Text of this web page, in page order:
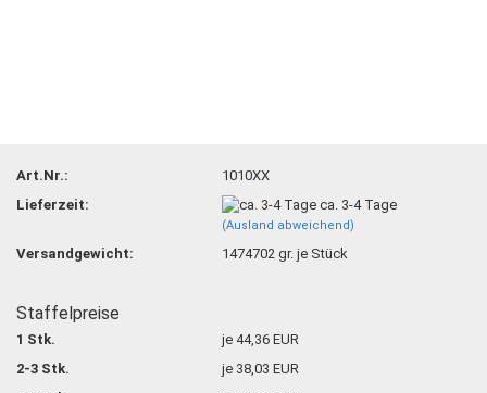
Art.Nr.:
1010XX
Lieferzeit:
ca. 3-4 Tage
(Ausland abweichend)
Versandgewicht: 1474702 gr. je Stück
Staffelpreise
1 Stk.
je 44,36 EUR
2-3 Stk.
je 38,03 EUR